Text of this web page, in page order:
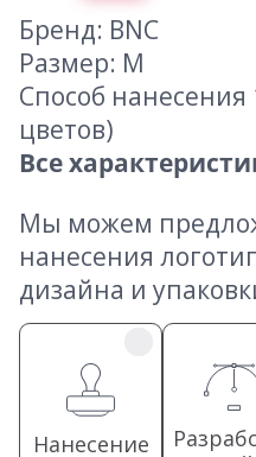
Бренд: BNC
Размер: M
Способ
цветов)
Все
Мы можем
нанесения
дизайна и
Нанесение